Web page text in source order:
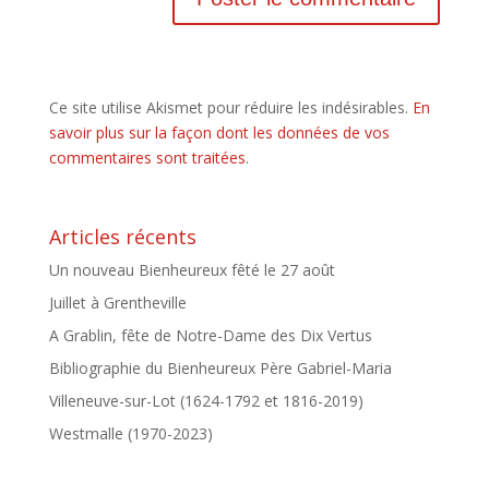
Ce site utilise Akismet pour réduire les indésirables. En
savoir plus sur la façon dont les données de vos
commentaires sont traitées.
Articles récents
Un nouveau Bienheureux fêté le 27 août
Juillet à Grentheville
A Grablin, fête de Notre-Dame des Dix Vertus
Bibliographie du Bienheureux Père Gabriel-Maria
Villeneuve-sur-Lot (1624-1792 et 1816-2019)
Westmalle (1970-2023)